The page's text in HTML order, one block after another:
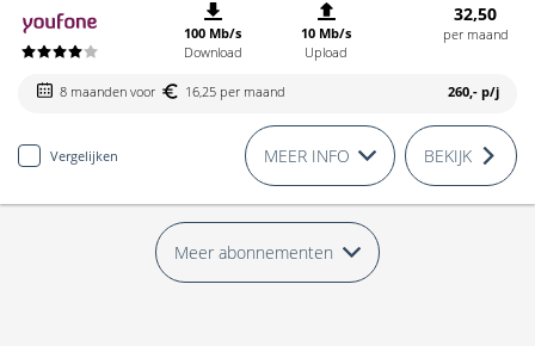
100 Mb/s
Download
10 Mb/s
Upload
32,50
per maand
8 maanden voor 16,25 per maand 260,- p/j
Vergelijken MEER INFO BEKIJK
Meer abonnementen